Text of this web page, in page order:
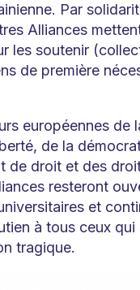
Par
Alliances
les soutenir
de première
européennes de
de la
de droit et des
resteront
et
à tous ceux
tragique.